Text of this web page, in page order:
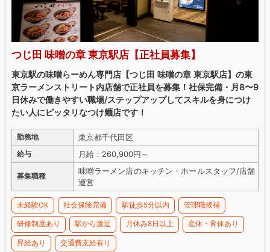
つじ田 味噌の章 東京駅店【正社員募集】
東京駅の味噌らーめん専門店【つじ田 味噌の章 東京駅店】の東
京ラーメンストリート内店舗で正社員を募集！社保完備・月8〜9
日休みで働きやすい職場/ステップアップしてスキルを身につけ
たい人にピッタリなつけ麺店です！
勤務地 東京都千代田区
給与 月給：260,900円～
募集職種
味噌ラーメン店のキッチン・ホールスタッフ/店舗
運営
未経験OK 社会保険完備 駅徒歩5分以内 管理職候補
研修制度あり 駅から激近 月休み8日以上 産休・育休あり
昇給あり 交通費支給有り